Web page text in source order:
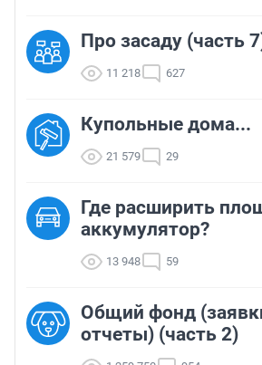
Про засаду (часть
11 218 627
Купольные дома...
21 579 29
Где расширить
аккумулятор?
13 948 59
Общий фонд
отчеты) (часть 2)